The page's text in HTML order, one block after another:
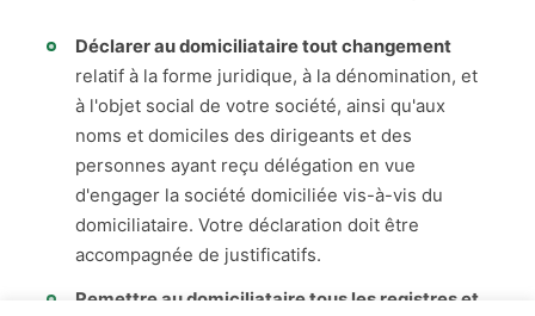
Déclarer au domiciliataire tout changement
relatif à la forme juridique, à la dénomination, et
à l'objet social de votre société, ainsi qu'aux
noms et domiciles des dirigeants et des
personnes ayant reçu délégation en vue
d'engager la société domiciliée vis-à-vis du
domiciliataire. Votre déclaration doit être
accompagnée de justificatifs.
Remettre au domiciliataire tous les registres et